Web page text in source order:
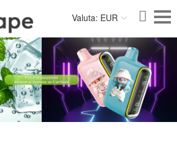
Valuta: EUR